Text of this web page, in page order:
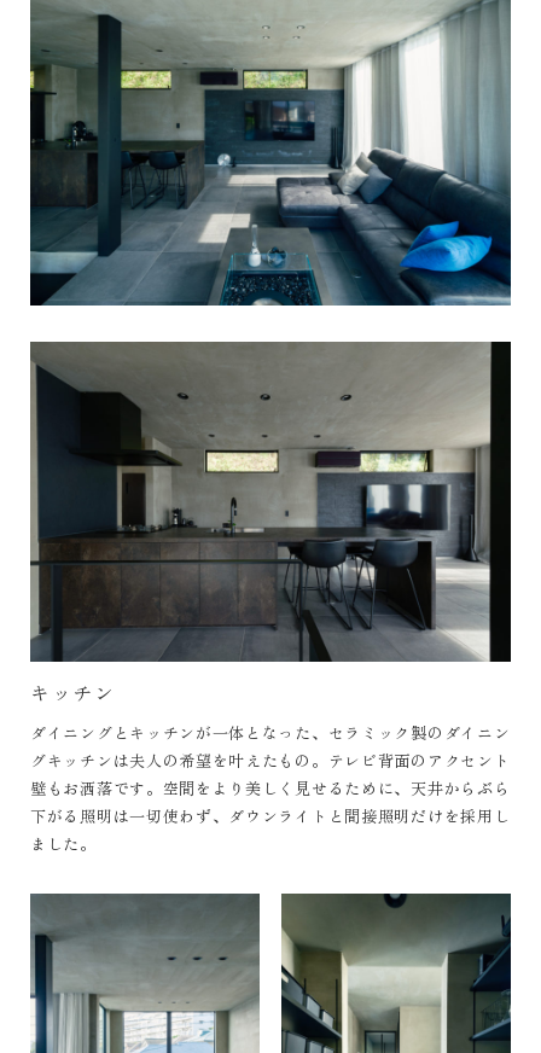
キッチン
ダイニングとキッチンが一体となった、セラミック製のダイニン
グキッチンは夫人の希望を叶えたもの。テレビ背面のアクセント
壁もお洒落です。空間をより美しく見せるために、天井からぶら
下がる照明は一切使わず、ダウンライトと間接照明だけを採用し
ました。